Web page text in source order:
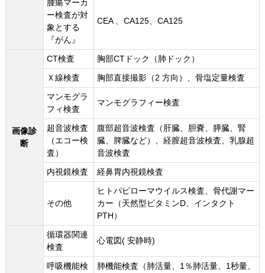
腫瘍マーカ
ー検査が対
象とする
『がん』
CEA 、CA125、CA125
画像診
断
CT検査
胸部CTドック（肺ドック）
Ｘ線検査
胸部直接撮影（2 方向）、骨塩定量検査
マンモグラ
フィ検査
マンモグラフィー検査
超音波検査
（エコー検
査）
腹部超音波検査（肝臓、胆嚢、膵臓、腎
臓、脾臓など）、経膣超音波検査、乳腺超
音波検査
内視鏡検査
経鼻胃内視鏡検査
その他
ヒトパピローマウイルス検査、骨代謝マー
カー（天然型ビタミンD、インタクト
PTH）
循環器関連
検査
心電図( 安静時)
呼吸機能検
肺機能検査（肺活量、1％肺活量、1秒量、